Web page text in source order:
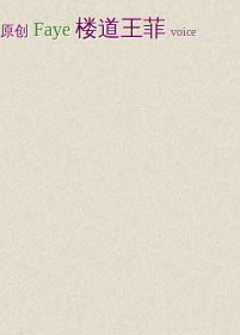
原创 Faye 楼道王菲 voice